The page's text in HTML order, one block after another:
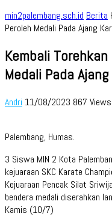
min2palembang.sch.id Berita
Peroleh Medali Pada Ajang
Kembali
Medali Pada
Andri 11/08/2023 867 Views
Palembang, Humas.
3 Siswa MIN 2 Kota
kejuaraan SKC Karate
Kejuaraan Pencak Silat
bendera medali diserahkan
Kamis (10/7)